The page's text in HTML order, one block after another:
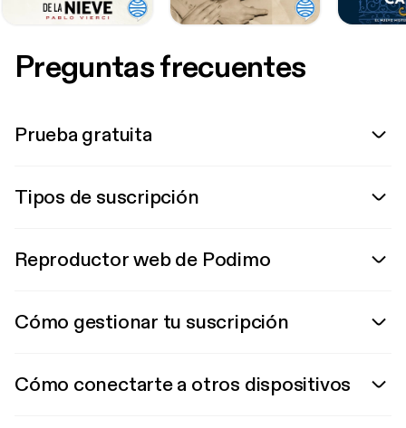
Preguntas frecuentes
Prueba gratuita
Tipos de suscripción
Reproductor web de Podimo
Cómo gestionar tu suscripción
Cómo conectarte a otros dispositivos